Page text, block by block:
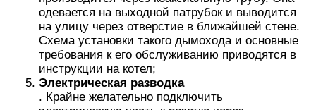
одевается на выходной патрубок и выводится
на улицу через отверстие в ближайшей стене.
Схема установки такого дымохода и основные
требования к его обслуживанию приводятся в
инструкции на котел;
Электрическая разводка
. Крайне желательно подключить